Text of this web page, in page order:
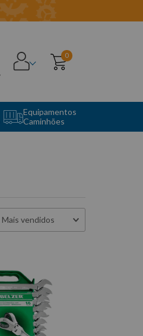
0
Equipamentos
Caminhões
Mais vendidos